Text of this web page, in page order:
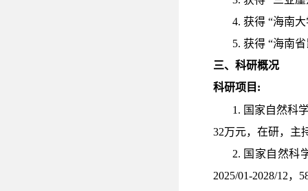
4. 获得 “海南
5. 获得 “海南
三、科研概况
科研项目 :
1. 国家自然科
32万元，在研，主
2. 国家自然科
2025/01-2028/12，